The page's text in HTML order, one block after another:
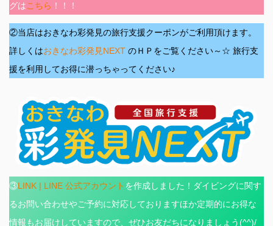
グはこちら ！！！
②当店はおきなわ彩発見の旅行支援クーポンがご利用頂けます。
詳しくはおきなわ彩発見NEXT のＨＰをご覧ください～☆ 旅行支
援を利用してお得に潜っちゃってください♪
③LINK | LINE 公式アカウント を作成しました！ダイビングに関す
るお問い合わせやご予約に対応しておりますほか定期的にお得な
情報もお届けしていますので、ぜひお友だちになりましょう(^^)/